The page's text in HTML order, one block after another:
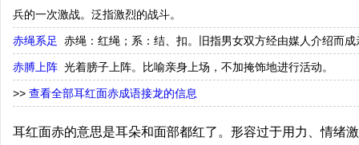
兵的一次激战。泛指激烈的战斗。
赤绳系足 赤绳：红绳；系：结、扣。旧指男女双方经由媒人介绍而成
赤膊上阵 光着膀子上阵。比喻亲身上场，不加掩饰地进行活动。
>> 查看全部耳红面赤成语接龙的信息
耳红面赤的意思是耳朵和面部都红了。形容过于用力、情绪